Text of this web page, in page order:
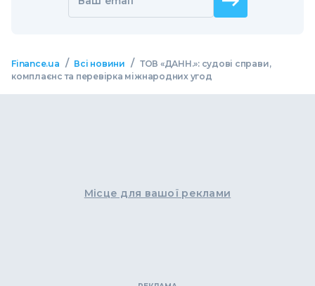
Finance.ua / Всі новини / ТОВ «ДАНН.»: судові справи,
комплаєнс та перевірка міжнародних угод
Місце для вашої реклами